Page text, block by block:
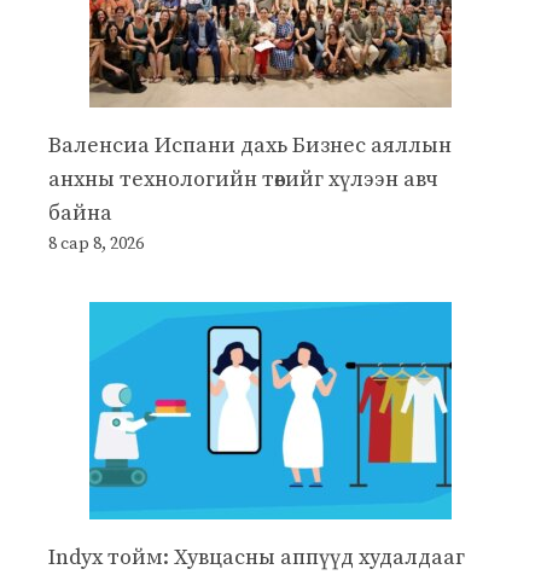
Валенсиа Испани дахь Бизнес аяллын
анхны технологийн төвийг хүлээн авч
байна
8 сар 8, 2026
Indyx тойм: Хувцасны аппүүд худалдааг